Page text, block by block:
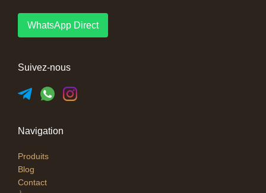
WhatsApp Direct
Suivez-nous
Navigation
Produits
Blog
Contact